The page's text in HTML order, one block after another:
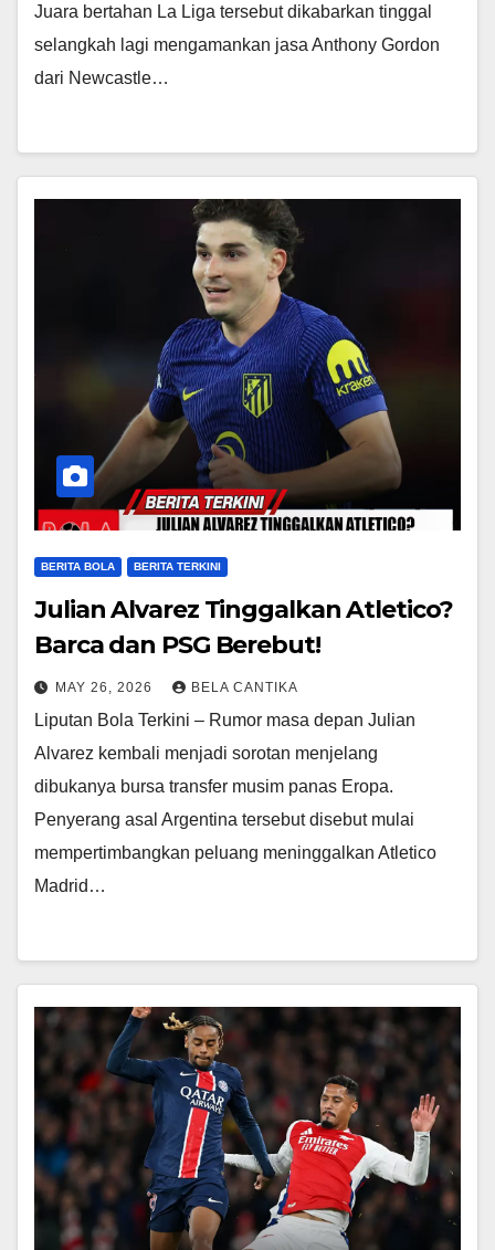
Juara bertahan La Liga tersebut dikabarkan tinggal
selangkah lagi mengamankan jasa Anthony Gordon
dari Newcastle…
BERITA BOLA BERITA TERKINI
Julian Alvarez Tinggalkan Atletico?
Barca dan PSG Berebut!
MAY 26, 2026 BELA CANTIKA
Liputan Bola Terkini – Rumor masa depan Julian
Alvarez kembali menjadi sorotan menjelang
dibukanya bursa transfer musim panas Eropa.
Penyerang asal Argentina tersebut disebut mulai
mempertimbangkan peluang meninggalkan Atletico
Madrid…